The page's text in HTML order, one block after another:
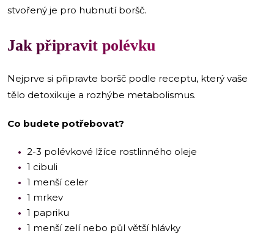
stvořený je pro hubnutí boršč.
Jak připravit polévku
Nejprve si připravte boršč podle receptu, který vaše
tělo detoxikuje a rozhýbe metabolismus.
Co budete potřebovat?
2-3 polévkové lžíce rostlinného oleje
1 cibuli
1 menší celer
1 mrkev
1 papriku
1 menší zelí nebo půl větší hlávky